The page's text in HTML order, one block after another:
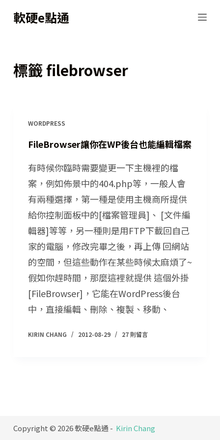
跳
內
軟硬e點通
標籤filebrowser
WORDPRESS
FileBrowser讓你在WP後台也能編輯檔案
有時候你臨時需要變更一下主機裡的檔
案，例如佈景中的404.php等，一般人會
有兩種選擇，第一種是使用主機商所提供
給你控制面板中的[檔案管理員]、 [文件編
輯器]等等，另一種則是用FTP下載回自己
家的電腦，修改完畢之後，再上傳 回網站
的空間，但這些動作在某些時候太麻煩了~
假如你趕時間，那麼這裡就提供 這個外掛
[FileBrowser]，它能在WordPress後台
中，直接編輯、刪除、複製、移動、
KIRIN CHANG 2012-08-29 27 則留言
Copyright © 2026 軟硬e點通 - Kirin Chang